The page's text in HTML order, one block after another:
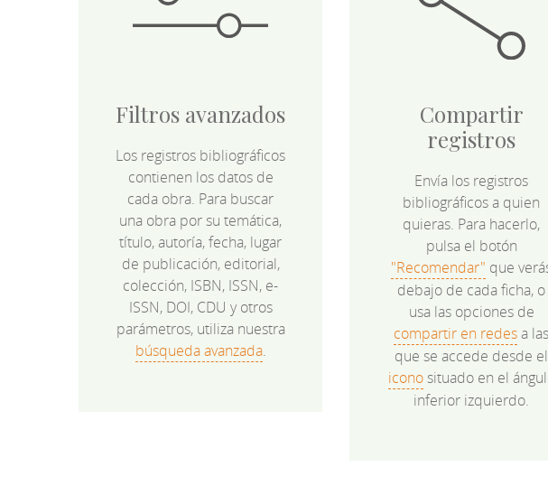
Filtros avanzados
Los registros bibliográficos
contienen los datos de
cada obra. Para buscar
una obra por su temática,
título, autoría, fecha, lugar
de publicación, editorial,
colección, ISBN, ISSN, e-
ISSN, DOI, CDU y otros
parámetros, utiliza nuestra
búsqueda avanzada.
Compartir
registros
Envía los registros
bibliográficos a quien
quieras. Para hacerlo,
pulsa el botón
"Recomendar" que
debajo de cada ficha, o
usa las opciones de
compartir en redesa las
que se accede desde el
iconosituado en el
inferior izquierdo.